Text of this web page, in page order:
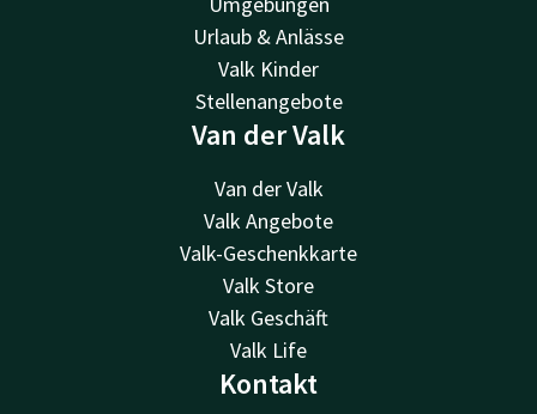
Urlaub & Anlässe
Valk Kinder
Stellenangebote
Van der Valk
Van der Valk
Valk Angebote
Valk-Geschenkkarte
Valk Store
Valk Geschäft
Valk Life
Kontakt